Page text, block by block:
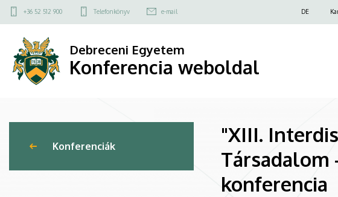
"XIII.
Interdiszciplinaritás
régiókutatásban
Gazdaság
Ugrás
a
tartalomra
Felső
menü
+36 52 512 900 Telefonkönyv e-mail
Felső
DE
Debreceni Egyetem
Konferencia weboldal
Konferenciák
"XIII.
Társadalom
konferencia